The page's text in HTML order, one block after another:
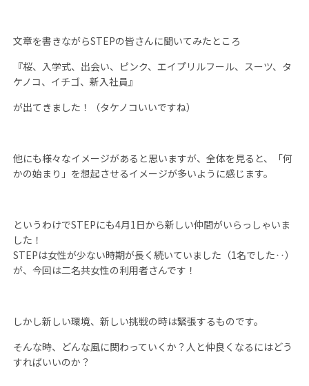
文章を書きながらSTEPの皆さんに聞いてみたところ
『桜、入学式、出会い、ピンク、エイプリルフール、スーツ、タ
ケノコ、イチゴ、新入社員』
が出てきました！（タケノコいいですね）
他にも様々なイメージがあると思いますが、全体を見ると、「何
かの始まり」を想起させるイメージが多いように感じます。
というわけでSTEPにも4月1日から新しい仲間がいらっしゃいま
した！
STEPは女性が少ない時期が長く続いていました（1名でした‥）
が、今回は二名共女性の利用者さんです！
しかし新しい環境、新しい挑戦の時は緊張するものです。
そんな時、どんな風に関わっていくか？人と仲良くなるにはどう
すればいいのか？